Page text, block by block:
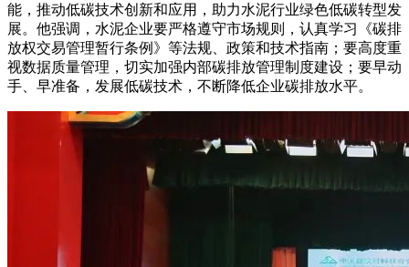
能，推动低碳技术创新和应用，助力水泥行业绿色低碳转型发
展。他强调，水泥企业要严格遵守市场规则，认真学习《碳排
放权交易管理暂行条例》等法规、政策和技术指南；要高度重
视数据质量管理，切实加强内部碳排放管理制度建设；要早动
手、早准备，发展低碳技术，不断降低企业碳排放水平。